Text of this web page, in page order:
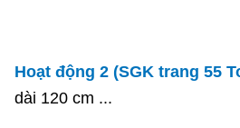
Hoạt động 2 (SGK trang 55
dài 120 cm ...